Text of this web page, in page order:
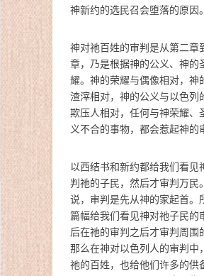
神新约的选民召会堕落的原因。
神对祂百姓的审判是从第二章
章，乃是根据神的公义、神的
耀。神的荣耀与偶像相对，神
渣滓相对，神的公义与以色列
欺压人相对，任何与神荣耀、
义不合的事物，都会惹起神的
以西结书和新约都给我们看见
判祂的子民，然后才审判万民
说，审判是先从神的家起首。
篇幅给我们看见神对祂子民的
后在祂的审判之后才审判周围
那么在神对以色列人的审判中
祂的百姓，也给他们许多的供